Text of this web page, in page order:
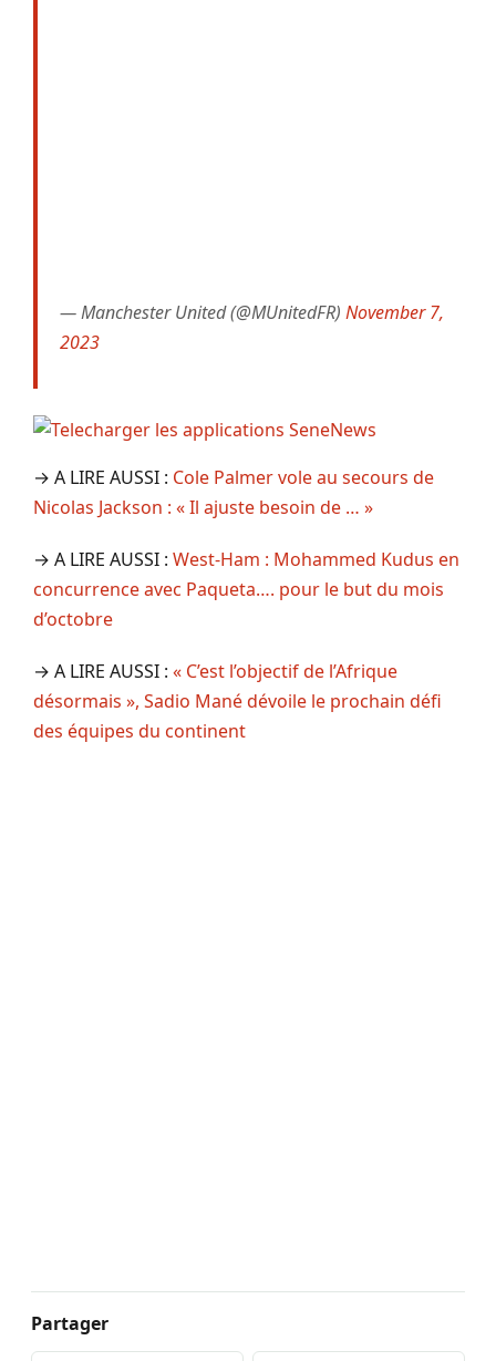
— Manchester United (@MUnitedFR) November 7,
2023
→ A LIRE AUSSI : Cole Palmer vole au secours de
Nicolas Jackson : « Il ajuste besoin de … »
→ A LIRE AUSSI : West-Ham : Mohammed Kudus en
concurrence avec Paqueta…. pour le but du mois
d’octobre
→ A LIRE AUSSI : « C’est l’objectif de l’Afrique
désormais », Sadio Mané dévoile le prochain défi
des équipes du continent
Partager